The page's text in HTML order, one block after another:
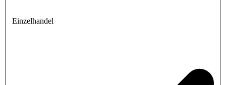
Einzelhandel